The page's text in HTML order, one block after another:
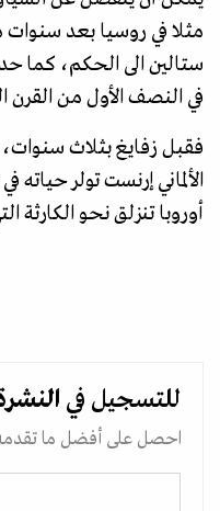
مثلا في روسيا بعد
ستالين الى الحكم، كما
في النصف الأول من القرن
الألماني إرنست تولر
أوروبا تنزلق نحو الكارثة
للتسجيل في
احصل على أفضل ما تقدمه